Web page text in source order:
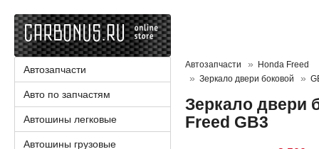
Автозапчасти
Honda Freed
Зеркало двери боковой
Зеркало двери
Freed GB3
Автозапчасти
Авто по запчастям
Автошины легковые
Автошины грузовые